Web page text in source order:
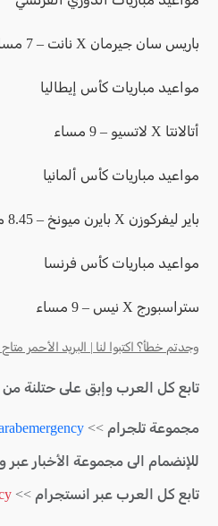
باريس سان جيرمان X نانت – 7 مساء
مواعيد مباريات كأس إيطاليا
أتالانتا X لاتسيو – 9 مساء
مواعيد مباريات كأس ألمانيا
باير ليفركوزن X بايرن ميونخ – 8.45 مساء
مواعيد مباريات كأس فرنسا
ستراسبورج X نيس – 9 مساء
وجدتم خطأ؟ اكتبوا لنا | البريد الأحمر
تابع كل العرب وإبق على حتلنة
مجموعة تلجرام >>
للإنضمام الى مجموعة الأخبار
تابع كل العرب عبر انستجرام >>